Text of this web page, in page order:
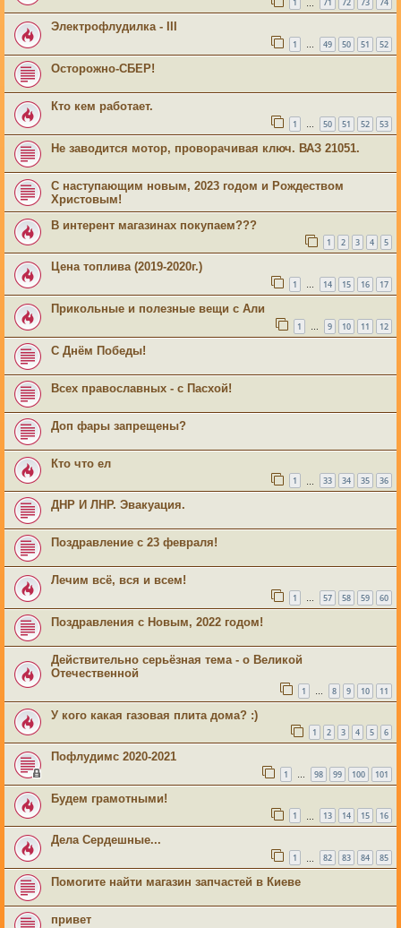
1 71 72 73 74
Электрофлудилка - III
1 … 49 50 51 52
Осторожно-СБЕР!
Кто кем работает.
1 … 50 51 52 53
Не заводится мотор, проворачивая ключ. ВАЗ 21051.
С наступающим новым, 2023 годом и Рождеством
Христовым!
В интерент магазинах покупаем???
1 2 3 4 5
Цена топлива (2019-2020г.)
1 … 14 15 16 17
Прикольные и полезные вещи с Али
1 … 9 10 11 12
С Днём Победы!
Всех православных - с Пасхой!
Доп фары запрещены?
Кто что ел
1 33 34 35 36
ДНР И ЛНР. Эвакуация.
Поздравление с 23 февраля!
Лечим всё, вся и всем!
1 … 57 58 59 60
Поздравления с Новым, 2022 годом!
Действительно серьёзная тема - о Великой
Отечественной
1 8 9 10 11
У кого какая газовая плита дома? :)
1 2 3 4 5 6
Пофлудимс 2020-2021
1 … 98 99 100 101
Будем грамотными!
1 13 14 15 16
Дела Сердешные...
1 82 83 84 85
Помогите найти магазин запчастей в Киеве
привет